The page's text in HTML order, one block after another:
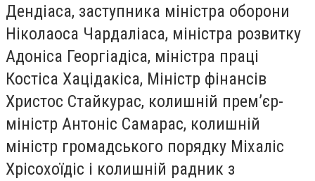
Дендіаса, заступника міністра оборони
Ніколаоса Чардаліаса, міністра розвитку
Адоніса Георгіадіса, міністра праці
Костіса Хацідакіса, Міністр фінансів
Христос Стайкурас, колишній прем’єр-
міністр Антоніс Самарас, колишній
міністр громадського порядку Міхаліс
Хрісохоїдіс і колишній радник з